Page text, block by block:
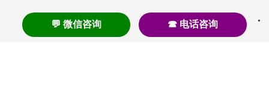
💬 微信咨询 ☎ 电话咨询